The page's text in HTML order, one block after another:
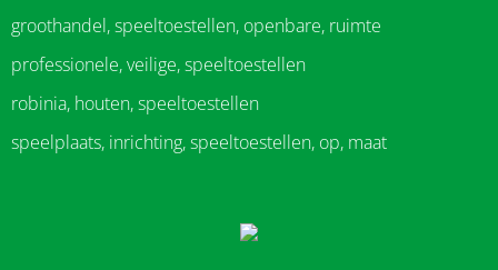
groothandel, speeltoestellen, openbare, ruimte
professionele, veilige, speeltoestellen
robinia, houten, speeltoestellen
speelplaats, inrichting, speeltoestellen, op, maat